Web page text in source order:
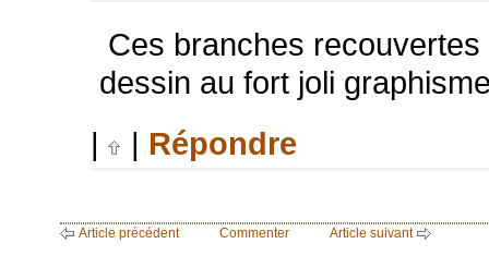
Ces branches
dessin au fort joli
|
| Répondre
Article précédent Commenter Article suivant